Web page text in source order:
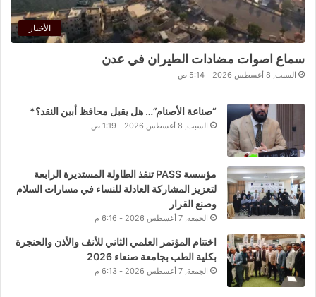
الأخبار
سماع اصوات مضادات الطيران في عدن
السبت, 8 أغسطس 2026 - 5:14 ص
“صناعة الأصنام”… هل يقبل محافظ أبين النقد؟*
السبت, 8 أغسطس 2026 - 1:19 ص
مؤسسة PASS تنفذ الطاولة المستديرة الرابعة
لتعزيز المشاركة العادلة للنساء في مسارات السلام
وصنع القرار
الجمعة, 7 أغسطس 2026 - 6:16 م
اختتام المؤتمر العلمي الثاني للأنف والأذن والحنجرة
بكلية الطب بجامعة صنعاء 2026
الجمعة, 7 أغسطس 2026 - 6:13 م